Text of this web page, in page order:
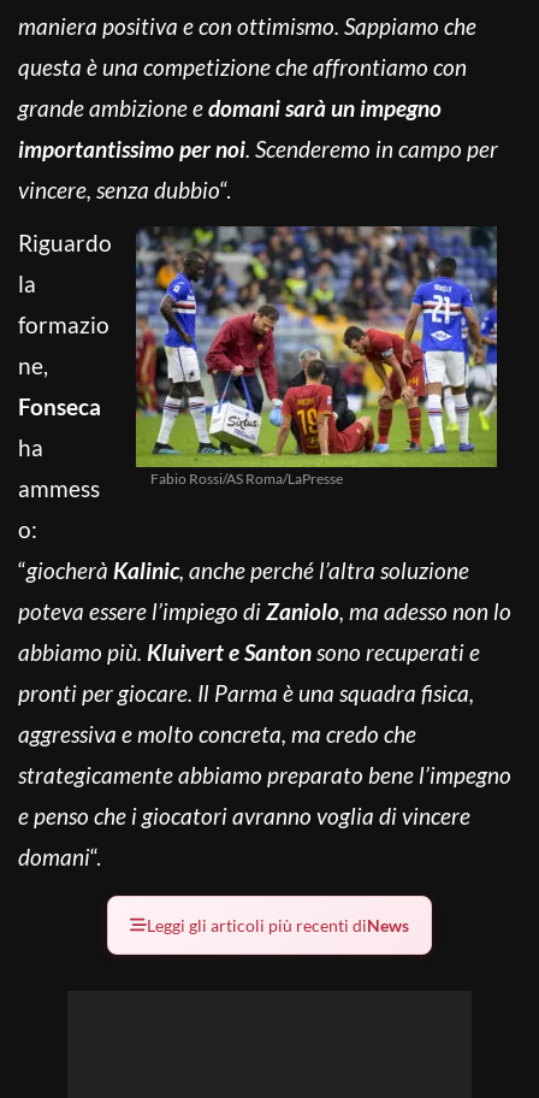
maniera positiva e con ottimismo. Sappiamo che
questa è una competizione che affrontiamo con
grande ambizione edomani sarà un impegno
importantissimo per noi. Scenderemo in campo per
vincere, senza dubbio“.
Fabio Rossi/AS Roma/LaPresse
Riguardo
la
formazio
ne,
Fonseca
ha
ammess
o:
“giocherà Kalinic, anche perché l’altra soluzione
poteva essere l’impiego diZaniolo, ma adesso non lo
abbiamo più. Kluivert e Santonsono recuperati e
pronti per giocare. Il Parma è una squadra fisica,
aggressiva e molto concreta, ma credo che
strategicamente abbiamo preparato bene l’impegno
e penso che i giocatori avranno voglia di vincere
domani“.
Leggi gli articoli più recenti diNews